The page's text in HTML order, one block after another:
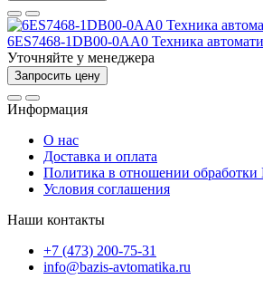
6ES7468-1DB00-0AA0 Техника
Уточняйте у менеджера
Запросить цену
Информация
О нас
Доставка и оплата
Политика в отношении
Условия соглашения
Наши контакты
+7 (473) 200-75-31
info@bazis-avtomatika.ru